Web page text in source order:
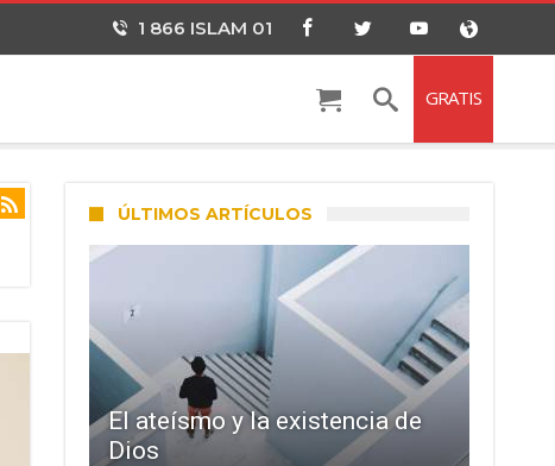
1 866 ISLAM 01
GRATIS
ÚLTIMOS ARTÍCULOS
El ateísmo y la existencia de
Dios